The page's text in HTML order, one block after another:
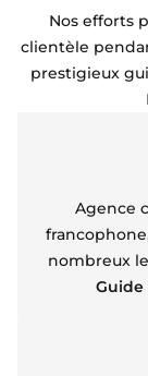
Nos efforts
clientèle
prestigieux
Agence
nombreux
Guide